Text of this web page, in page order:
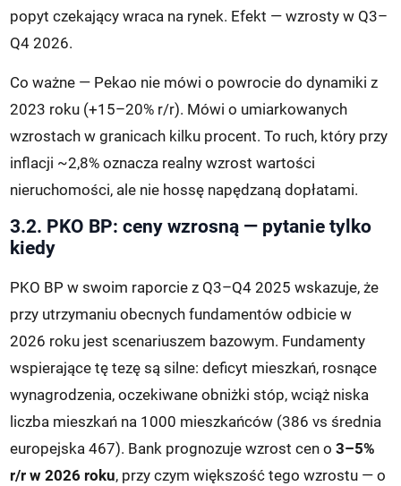
popyt czekający wraca na rynek. Efekt — wzrosty w Q3–
Q4 2026.
Co ważne — Pekao nie mówi o powrocie do dynamiki z
2023 roku (+15–20% r/r). Mówi o umiarkowanych
wzrostach w granicach kilku procent. To ruch, który przy
inflacji ~2,8% oznacza realny wzrost wartości
nieruchomości, ale nie hossę napędzaną dopłatami.
3.2. PKO BP: ceny wzrosną — pytanie tylko
kiedy
PKO BP w swoim raporcie z Q3–Q4 2025 wskazuje, że
przy utrzymaniu obecnych fundamentów odbicie w
2026 roku jest scenariuszem bazowym. Fundamenty
wspierające tę tezę są silne: deficyt mieszkań, rosnące
wynagrodzenia, oczekiwane obniżki stóp, wciąż niska
liczba mieszkań na 1000 mieszkańców (386 vs średnia
europejska 467). Bank prognozuje wzrost cen o3–5%
r/r w 2026 roku, przy czym większość tego wzrostu — o